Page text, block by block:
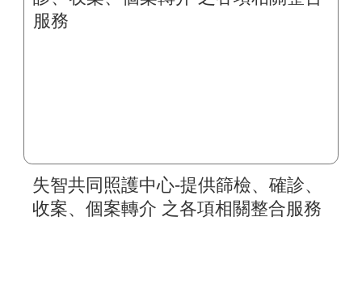
失智共同照護中心-提供篩檢、確診、
收案、個案轉介 之各項相關整合服務